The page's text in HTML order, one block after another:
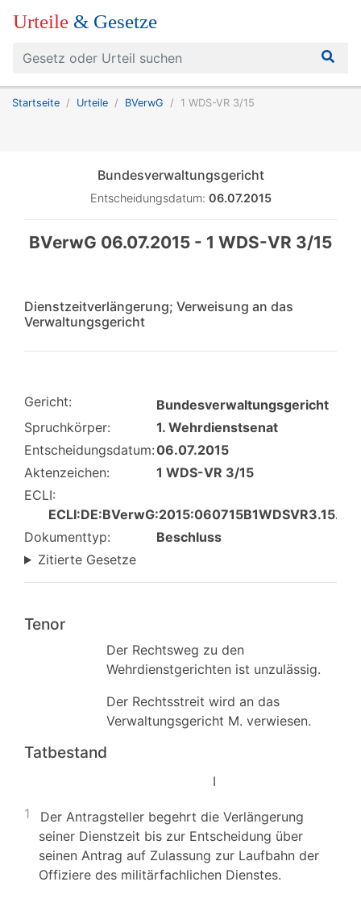
Urteile & Gesetze
Startseite Urteile BVerwG 1 WDS-VR 3/15
Bundesverwaltungsgericht
Entscheidungsdatum: 06.07.2015
BVerwG 06.07.2015 - 1 WDS-VR 3/15
Dienstzeitverlängerung; Verweisung an das
Verwaltungsgericht
Gericht:
Bundesverwaltungsgericht
Spruchkörper:
1. Wehrdienstsenat
Entscheidungsdatum:06.07.2015
Aktenzeichen:
1 WDS-VR 3/15
ECLI:
ECLI:DE:BVerwG:2015:060715B1WDSVR3.15.0
Dokumenttyp:
Beschluss
Zitierte Gesetze
Tenor
Der Rechtsweg zu den
Wehrdienstgerichten ist unzulässig.
Der Rechtsstreit wird an das
Verwaltungsgericht M. verwiesen.
Tatbestand
I
1
Der Antragsteller begehrt die Verlängerung
seiner Dienstzeit bis zur Entscheidung über
seinen Antrag auf Zulassung zur Laufbahn der
Offiziere des militärfachlichen Dienstes.